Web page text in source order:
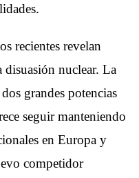
recientes revelan
disuasión nuclear. La
grandes potencias
seguir manteniendo
en Europa y
competidor